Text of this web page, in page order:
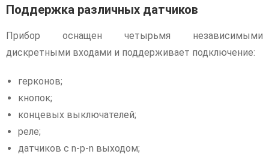
Поддержка различных датчиков
Прибор оснащен четырьмя независимыми
дискретными входами и поддерживает подключение:
герконов;
кнопок;
концевых выключателей;
реле;
датчиков с n-p-n выходом;